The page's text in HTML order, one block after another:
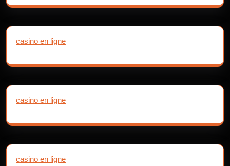
casino en ligne
casino en ligne
casino en ligne